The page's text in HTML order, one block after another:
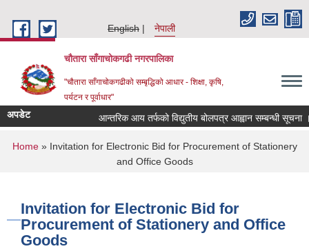
English
नेपाली
चौतारा साँगाचोकगढी नगरपालिका
"चौतारा साँगाचोकगढीको सम्बृद्धिको आधार - शिक्षा, कृषि,
पर्यटन र पूर्वाधार"
अपडेट आन्तरिक आय तर्फको विद्युतीय बोलपत्र आह्वान सम्बन्धी सूचना ।
You are here
Home» Invitation for Electronic Bid for Procurement of Stationery
and Office Goods
Invitation for Electronic Bid for
Procurement of Stationery and Office
Goods